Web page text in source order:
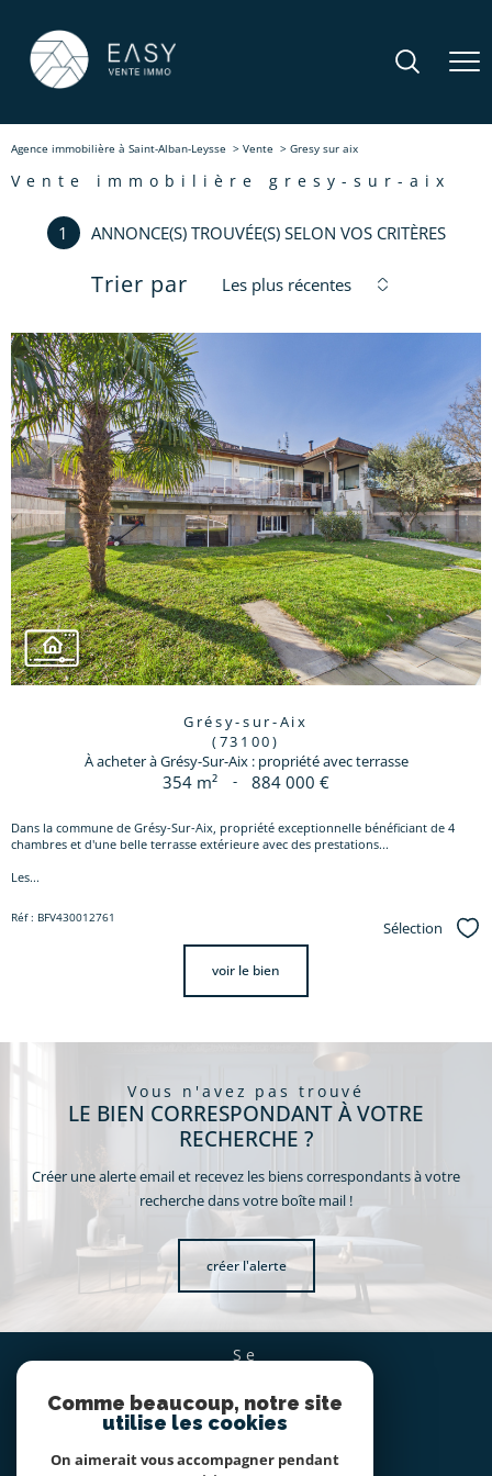
Agence immobilière à Saint-Alban-Leysse Vente Gresy sur aix
vente immobilière gresy-sur-aix
1 ANNONCE(S) TROUVÉE(S) SELON VOS CRITÈRES
Trier par Les plus récentes
Grésy-sur-Aix
(73100)
À acheter à Grésy-Sur-Aix : propriété avec terrasse
354 m² - 884 000 €
Dans la commune de Grésy-Sur-Aix, propriété exceptionnelle bénéficiant de 4
chambres et d'une belle terrasse extérieure avec des prestations...
Les...
Réf : BFV430012761
Sélection
voir le bien
vous n'avez pas trouvé
LE BIEN CORRESPONDANT À VOTRE
RECHERCHE ?
Créer une alerte email et recevez les biens correspondants à votre
recherche dans votre boîte mail !
créer l'alerte
se
espace propriétaire
nous
Comme beaucoup, notre site
utilise les cookies
On aimerait vous accompagner pendant